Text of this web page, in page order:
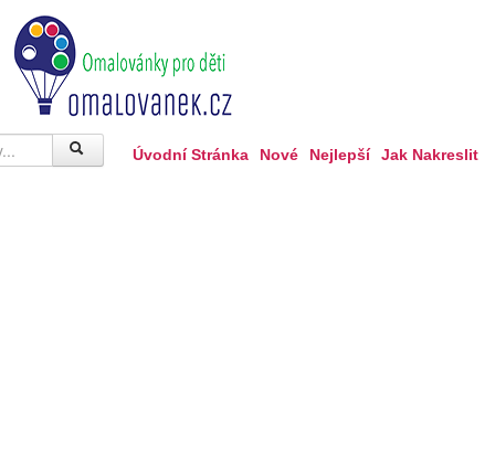
Úvodní Stránka Nové Nejlepší Jak Nakreslit